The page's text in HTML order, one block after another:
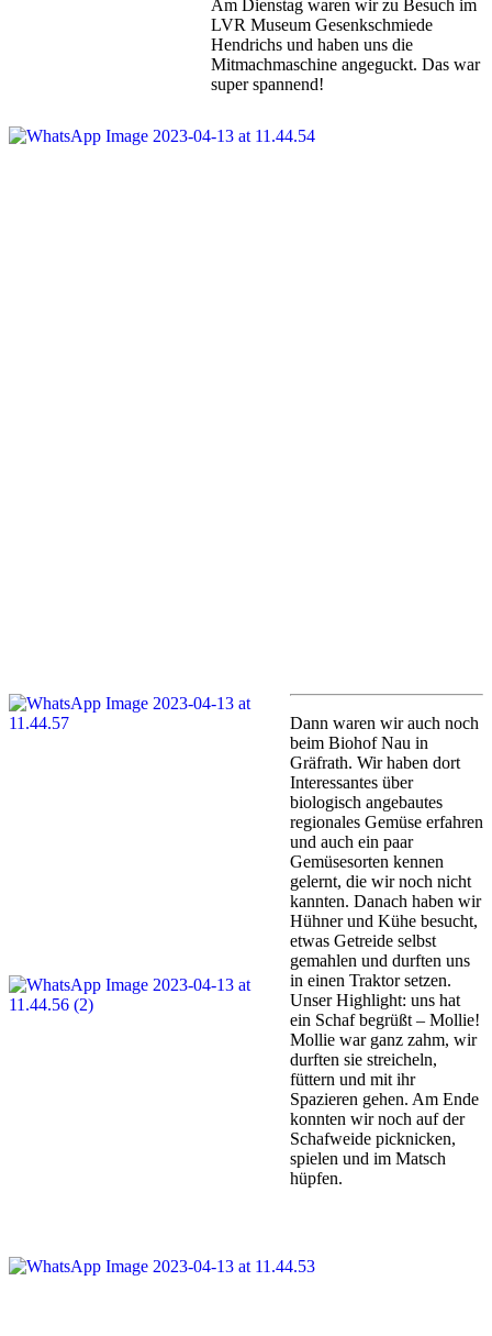
Am Dienstag waren wir zu Besuch im
LVR Museum Gesenkschmiede
Hendrichs und haben uns die
Mitmachmaschine angeguckt. Das war
super spannend!
Dann waren wir auch noch
beim Biohof Nau in
Gräfrath. Wir haben dort
Interessantes über
biologisch angebautes
regionales Gemüse erfahren
und auch ein paar
Gemüsesorten kennen
gelernt, die wir noch nicht
kannten. Danach haben wir
Hühner und Kühe besucht,
etwas Getreide selbst
gemahlen und durften uns
in einen Traktor setzen.
Unser Highlight: uns hat
ein Schaf begrüßt – Mollie!
Mollie war ganz zahm, wir
durften sie streicheln,
füttern und mit ihr
Spazieren gehen. Am Ende
konnten wir noch auf der
Schafweide picknicken,
spielen und im Matsch
hüpfen.